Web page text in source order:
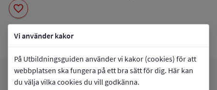
Vi använder kakor
På Utbildningsguiden använder vi kakor (cookies) för att
webbplatsen ska fungera på ett bra sätt för dig. Här kan
du välja vilka cookies du vill godkänna.
favorite
Film & Musikgymnasiet
Gå tillFilm & Musikgymnasietarrow_forward